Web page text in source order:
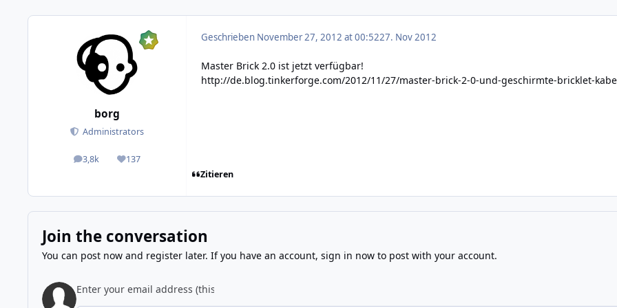
borg
Administrators
3,8k
posts 137
Reputation
Geschrieben November 27, 2012 at 00:5227. Nov 2012
Master Brick 2.0 ist jetzt verfügbar!
http://de.blog.tinkerforge.com/2012/11/27/master-brick-2-0-und-geschirmte-bricklet-
Zitieren
Join the conversation
You can post now and register later. If you have an account, sign in nowto post with your account.